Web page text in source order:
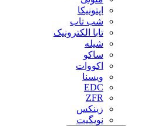
اپتونیکا
شب تاب
تابا الکترونیک
شیله
ساکو
اکووات
ویسنا
EDC
ZFR
زینکس
نویگیت